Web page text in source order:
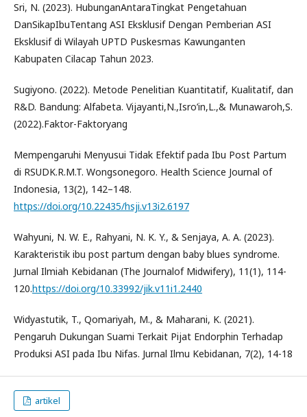
Sri, N. (2023). HubunganAntaraTingkat Pengetahuan
DanSikapIbuTentang ASI Eksklusif Dengan Pemberian ASI
Eksklusif di Wilayah UPTD Puskesmas Kawunganten
Kabupaten Cilacap Tahun 2023.
Sugiyono. (2022). Metode Penelitian Kuantitatif, Kualitatif, dan
R&D. Bandung: Alfabeta. Vijayanti,N.,Isro’in,L.,& Munawaroh,S.
(2022).Faktor-Faktoryang
Mempengaruhi Menyusui Tidak Efektif pada Ibu Post Partum
di RSUDK.R.M.T. Wongsonegoro. Health Science Journal of
Indonesia, 13(2), 142–148.
https://doi.org/10.22435/hsji.v13i2.6197
Wahyuni, N. W. E., Rahyani, N. K. Y., & Senjaya, A. A. (2023).
Karakteristik ibu post partum dengan baby blues syndrome.
Jurnal Ilmiah Kebidanan (The Journalof Midwifery), 11(1), 114-
120.https://doi.org/10.33992/jik.v11i1.2440
Widyastutik, T., Qomariyah, M., & Maharani, K. (2021).
Pengaruh Dukungan Suami Terkait Pijat Endorphin Terhadap
Produksi ASI pada Ibu Nifas. Jurnal Ilmu Kebidanan, 7(2), 14-18
artikel